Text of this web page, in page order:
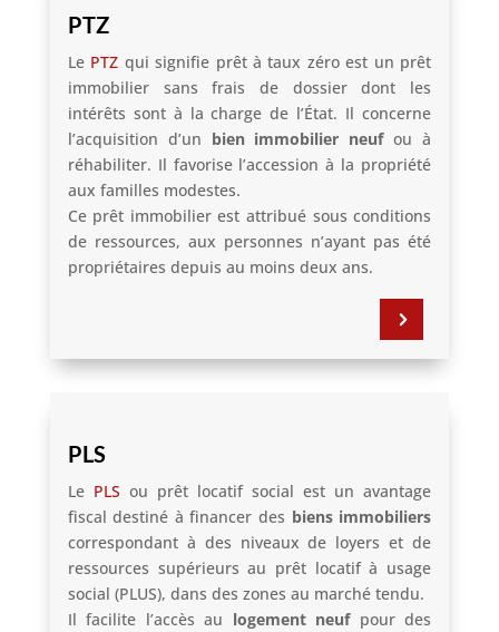
PTZ
Le PTZ qui signifie prêt à taux zéro est un prêt
immobilier sans frais de dossier dont les
intérêts sont à la charge de l’État. Il concerne
l’acquisition d’un bien immobilier neufou à
réhabiliter. Il favorise l’accession à la propriété
aux familles modestes.
Ce prêt immobilier est attribué sous conditions
de ressources, aux personnes n’ayant pas été
propriétaires depuis au moins deux ans.
5
PLS
Le PLS ou prêt locatif social est un avantage
fiscal destiné à financer des biens immobiliers
correspondant à des niveaux de loyers et de
ressources supérieurs au prêt locatif à usage
social (PLUS), dans des zones au marché tendu.
Il facilite l’accès au logement neuf pour des